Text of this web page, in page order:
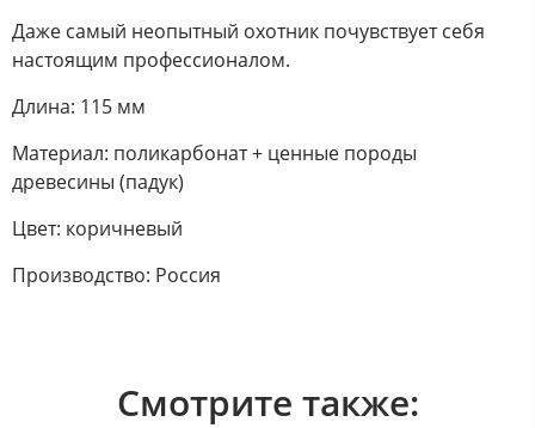
Даже самый неопытный охотник почувствует себя
настоящим профессионалом.
Длина: 115 мм
Материал: поликарбонат + ценные породы
древесины (падук)
Цвет: коричневый
Производство: Россия
Смотрите также: